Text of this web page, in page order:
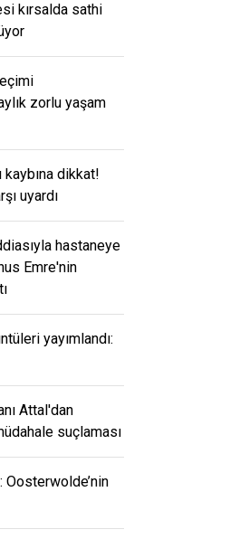
kırsalda sathi
zorlu yaşam
kaybına dikkat!
uyardı
hastaneye
Emre'nin
yayımlandı:
Attal'dan
suçlaması
Oosterwolde’nin